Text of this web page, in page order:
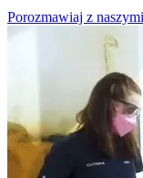
Porozmawiaj z